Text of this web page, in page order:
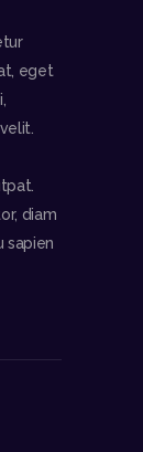
eget
diam
sapien